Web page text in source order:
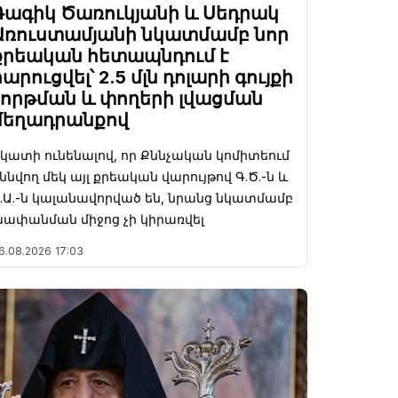
Ծառուկյանի և Սեդրակ
նկատմամբ նոր
հետապնդում է
2.5 մլն դոլարի գույքի
և փողերի լվացման
ունենալով, որ Քննչական կոմիտեում
մեկ այլ քրեական վարույթով Գ.Ծ.-ն և
ն կալանավորված են, նրանց նկատմամբ
միջոց չի կիրառվել
17:03